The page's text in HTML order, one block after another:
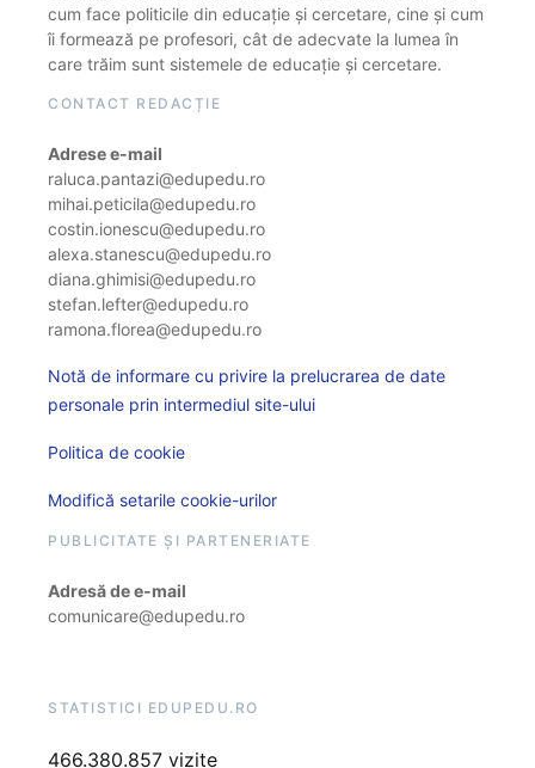
cum face politicile din educație și cercetare, cine și cum
îi formează pe profesori, cât de adecvate la lumea în
care trăim sunt sistemele de educație și cercetare.
CONTACT REDACȚIE
Adrese e-mail
raluca.pantazi@edupedu.ro
mihai.peticila@edupedu.ro
costin.ionescu@edupedu.ro
alexa.stanescu@edupedu.ro
diana.ghimisi@edupedu.ro
stefan.lefter@edupedu.ro
ramona.florea@edupedu.ro
Notă de informare cu privire la prelucrarea de date
personale prin intermediul site-ului
Politica de cookie
Modifică setarile cookie-urilor
PUBLICITATE ȘI PARTENERIATE
Adresă de e-mail
comunicare@edupedu.ro
STATISTICI EDUPEDU.RO
466.380.857 vizite